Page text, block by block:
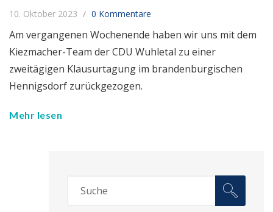
10. Oktober 2023 0 Kommentare
Am vergangenen Wochenende haben wir uns mit dem
Kiezmacher-Team der CDU Wuhletal zu einer
zweitägigen Klausurtagung im brandenburgischen
Hennigsdorf zurückgezogen.
Mehr lesen